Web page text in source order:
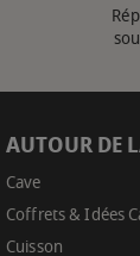
AUTOUR DE
Cave
Coffrets & Idées
Cuisson